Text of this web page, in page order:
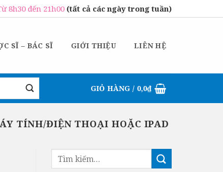
8h30 đến 21h00 (tất cả các ngày trong tuần)
SĨ – BÁC SĨ GIỚI THIỆU LIÊN HỆ
GIỎ HÀNG / 0,0₫
TÍNH/ĐIỆN THOẠI HOẶC IPAD